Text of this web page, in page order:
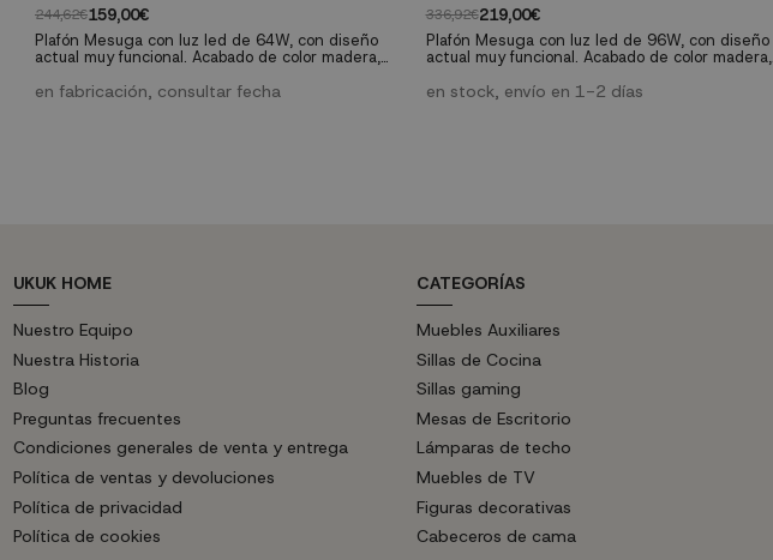
244,62€159,00€
Plafón Mesuga con luz led de 64W, con diseño
actual muy funcional. Acabado de color madera,
distancia incluido que quedará perfecto en
en fabricación, consultar fecha
336,92€219,00€
Plafón Mesuga con luz led de 96W, con diseño
actual muy funcional. Acabado de color madera,
distancia incluido que quedará perfecto en
en stock, envío en 1-2 días
UKUK HOME
Nuestro Equipo
Nuestra Historia
Blog
Preguntas frecuentes
Condiciones generales de venta y entrega
Política de ventas y devoluciones
Política de privacidad
Política de cookies
CATEGORÍAS
Muebles Auxiliares
Sillas de Cocina
Sillas gaming
Mesas de Escritorio
Lámparas de techo
Muebles de TV
Figuras decorativas
Cabeceros de cama